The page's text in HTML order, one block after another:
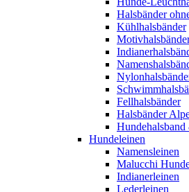
Halsbänder
Kühlhalsbänder
Fellhalsbänder
Halsbänder
Hundeleinen
Namensleinen
Malucchi
Indianerleinen
Lederleinen